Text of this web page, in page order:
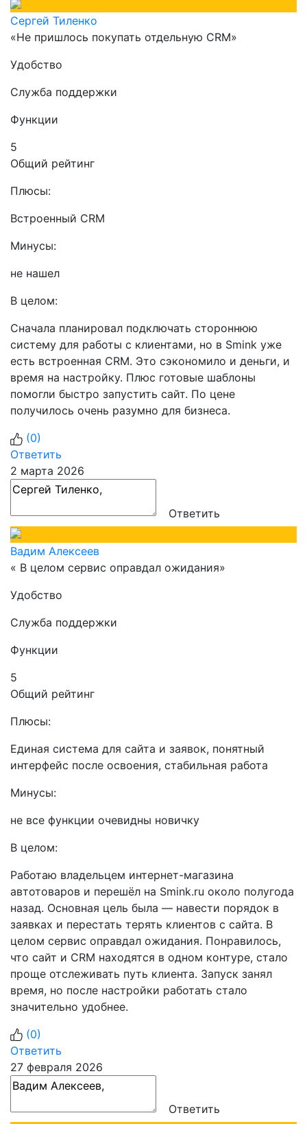
Сергей Тиленко
«Не пришлось покупать отдельную CRM»
Удобство
Служба поддержки
Функции
5
Общий рейтинг
Плюсы:
Встроенный CRM
Минусы:
не нашел
В целом:
Сначала планировал подключать стороннюю
систему для работы с клиентами, но в Smink уже
есть встроенная CRM. Это сэкономило и деньги, и
время на настройку. Плюс готовые шаблоны
помогли быстро запустить сайт. По цене
получилось очень разумно для бизнеса.
(0)
Ответить
2 марта 2026
Ответить
Вадим Алексеев
« В целом сервис оправдал ожидания»
Удобство
Служба поддержки
Функции
5
Общий рейтинг
Плюсы:
Единая система для сайта и заявок, понятный
интерфейс после освоения, стабильная работа
Минусы:
не все функции очевидны новичку
В целом:
Работаю владельцем интернет-магазина
автотоваров и перешёл на Smink.ru около полугода
назад. Основная цель была — навести порядок в
заявках и перестать терять клиентов с сайта. В
целом сервис оправдал ожидания. Понравилось,
что сайт и CRM находятся в одном контуре, стало
проще отслеживать путь клиента. Запуск занял
время, но после настройки работать стало
значительно удобнее.
(0)
Ответить
27 февраля 2026
Ответить